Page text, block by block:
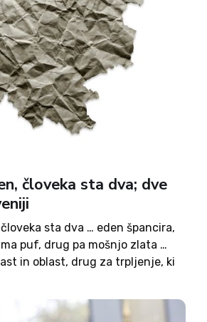
človeka sta dva; dve
sta dva … eden špancira,
puf, drug pa mošnjo zlata …
in oblast, drug za trpljenje, ki